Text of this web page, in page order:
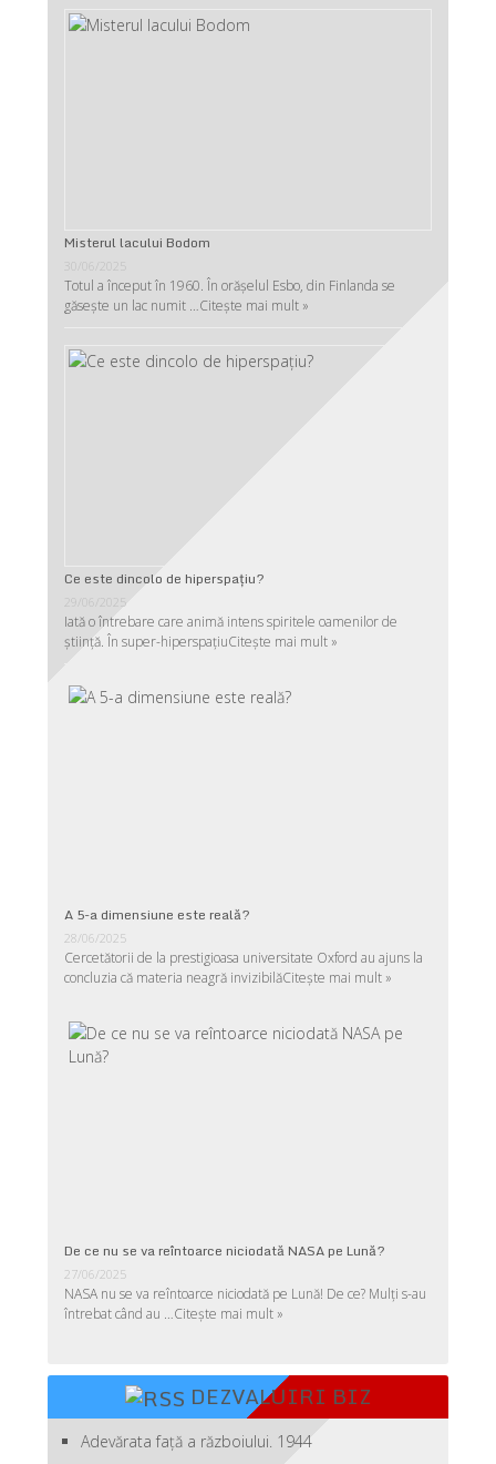
Misterul lacului Bodom
Totul a început în 1960. În orășelul Esbo, din Finlanda se
găsește un lac numit …Citește mai mult »
Ce este dincolo de hiperspaţiu?
Iată o întrebare care animă intens spiritele oamenilor de
ştiinţă. În super-hiperspaţiuCitește mai mult »
A 5-a dimensiune este reală?
28/06/2025
Cercetătorii de la prestigioasa universitate Oxford au ajuns la
concluzia că materia neagră invizibilăCitește mai mult »
De ce nu se va reîntoarce niciodată NASA pe Lună?
27/06/2025
NASA nu se va reîntoarce niciodată pe Lună! De ce? Mulţi s-au
întrebat când au …Citește mai mult »
DEZVALUIRI BIZ
Adevărata față a războiului. 1944